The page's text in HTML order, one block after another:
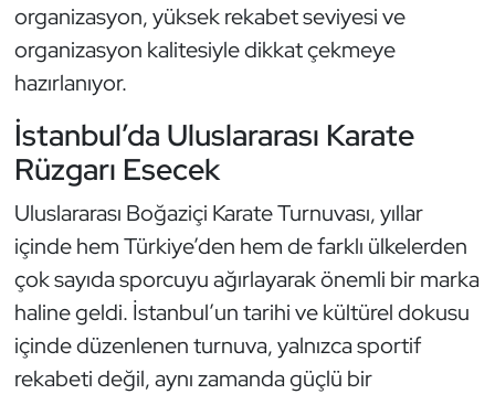
organizasyon, yüksek rekabet seviyesi ve
organizasyon kalitesiyle dikkat çekmeye
hazırlanıyor.
İstanbul’da Uluslararası Karate
Rüzgarı Esecek
Uluslararası Boğaziçi Karate Turnuvası, yıllar
içinde hem Türkiye’den hem de farklı ülkelerden
çok sayıda sporcuyu ağırlayarak önemli bir marka
haline geldi. İstanbul’un tarihi ve kültürel dokusu
içinde düzenlenen turnuva, yalnızca sportif
rekabeti değil, aynı zamanda güçlü bir
Golf
Güreş
Halter
Hava Sporları
Hentbol
İşitme Engelli Sporcular
Judo ve Kuraş